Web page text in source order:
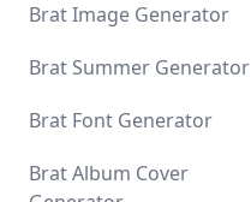
Brat Image Generator
Brat Summer Generator
Brat Font Generator
Brat Album Cover